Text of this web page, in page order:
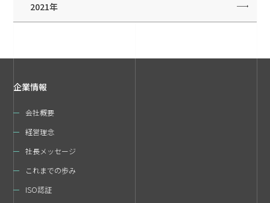
2021年
企業情報
会社概要
経営理念
社長メッセージ
これまでの歩み
ISO認証